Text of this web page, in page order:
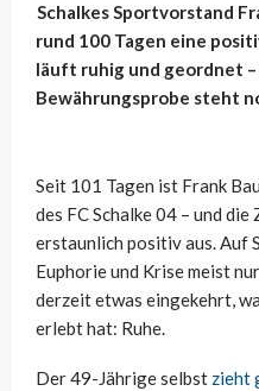
Schalkes Sportvorstand
rund 100 Tagen eine
läuft ruhig und geordnet
Bewährungsprobe steht
Seit 101 Tagen ist Frank
des FC Schalke 04 – und
erstaunlich positiv aus. Auf
Euphorie und Krise meist
derzeit etwas eingekehrt,
erlebt hat: Ruhe.
Der 49-Jährige selbst zieht